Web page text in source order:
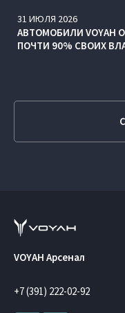
31 ИЮЛЯ 2026
АВТОМОБИЛИ
ПОЧТИ 90% СВОИХ
VOYAH Арсенал
+7 (391) 222-02-92